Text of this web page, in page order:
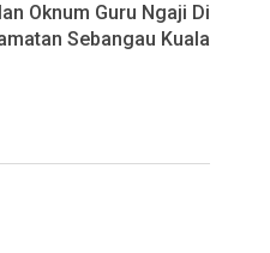
Oknum Guru Ngaji Di
Sebangau Kuala